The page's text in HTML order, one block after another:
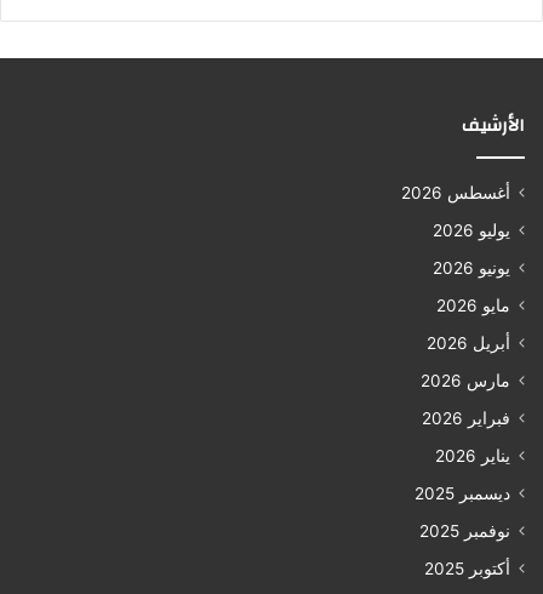
الأرشيف
أغسطس 2026
يوليو 2026
يونيو 2026
مايو 2026
أبريل 2026
مارس 2026
فبراير 2026
يناير 2026
ديسمبر 2025
نوفمبر 2025
أكتوبر 2025